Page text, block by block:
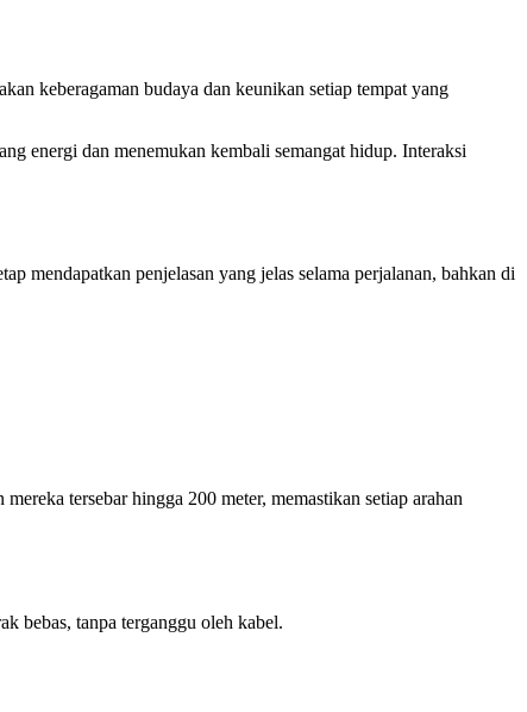
keberagaman budaya dan keunikan setiap tempat yang
energi dan menemukan kembali semangat hidup. Interaksi
mendapatkan penjelasan yang jelas selama perjalanan, bahkan di
tersebar hingga 200 meter, memastikan setiap arahan
bebas, tanpa terganggu oleh kabel.